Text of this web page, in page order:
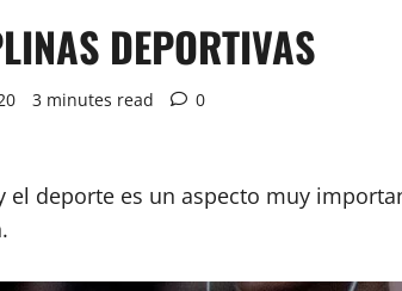
DEPORTIVAS
3 minutes read 0
el deporte es un aspecto muy